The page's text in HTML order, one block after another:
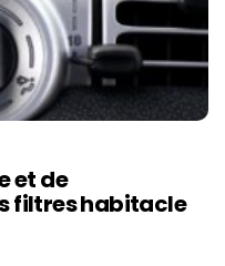
et de
filtres habitacle